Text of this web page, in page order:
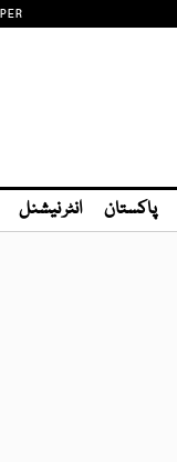
پاکستان انٹر نیشنل